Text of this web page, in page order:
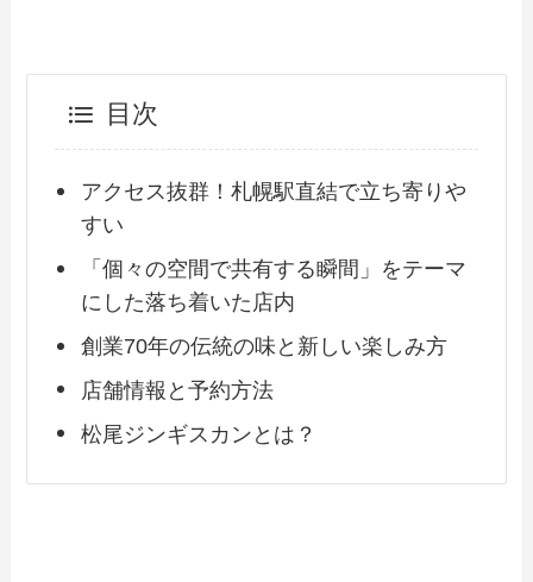
目次
アクセス抜群！札幌駅直結で立ち寄りや
すい
「個々の空間で共有する瞬間」をテーマ
にした落ち着いた店内
創業70年の伝統の味と新しい楽しみ方
店舗情報と予約方法
松尾ジンギスカンとは？